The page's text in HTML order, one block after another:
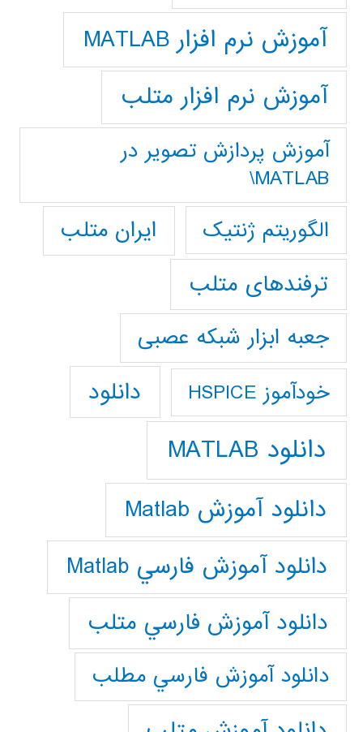
آموزش نرم افزار MATLAB
آموزش نرم افزار متلب
آموزش پردازش تصوير در
MATLAB\
الگوریتم ژنتیک
ایران متلب
ترفندهای متلب
جعبه ابزار شبکه عصبی
خودآموز HSPICE دانلود
دانلود MATLAB
دانلود آموزش Matlab
دانلود آموزش فارسي Matlab
دانلود آموزش فارسي متلب
دانلود آموزش فارسي مطلب